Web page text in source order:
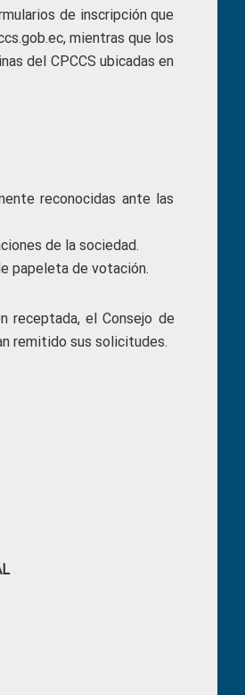
de inscripción que
mientras que los
del CPCCS ubicadas en
reconocidas ante las
de la sociedad.
papeleta de votación.
receptada, el Consejo de
remitido sus solicitudes.